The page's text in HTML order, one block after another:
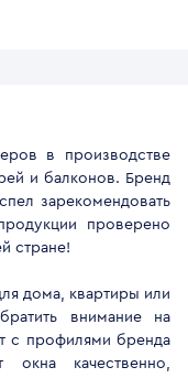
в производстве
и балконов. Бренд
зарекомендовать
проверено
стране!
дома, квартиры или
внимание на
с профилями бренда
качественно,